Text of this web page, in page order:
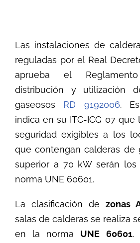
Las instalaciones de
reguladas por el Real
aprueba el
distribución y utilización
gaseosos RD 9192006.
indica en su ITC-ICG 07 que
seguridad exigibles a los
que contengan calderas de
superior a 70 kW serán
norma UNE 60601.
La clasificación de zonas
salas de calderas se realiza
en la norma UNE 60601.